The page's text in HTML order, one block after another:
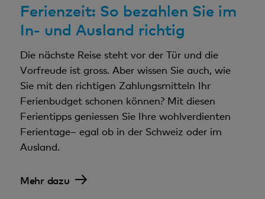
Ferienzeit: So bezahlen Sie im
In- und Ausland richtig
Die nächste Reise steht vor der Tür und die
Vorfreude ist gross. Aber wissen Sie auch, wie
Sie mit den richtigen Zahlungsmitteln Ihr
Ferienbudget schonen können? Mit diesen
Ferientipps geniessen Sie Ihre wohlverdienten
Ferientage– egal ob in der Schweiz oder im
Ausland.
Mehr dazu